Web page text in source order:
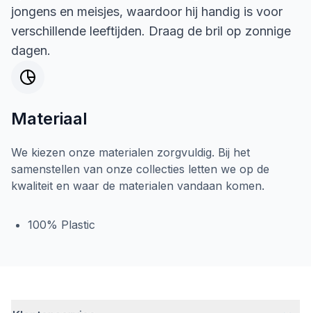
jongens en meisjes, waardoor hij handig is voor
verschillende leeftijden. Draag de bril op zonnige
dagen.
Materiaal
We kiezen onze materialen zorgvuldig. Bij het
samenstellen van onze collecties letten we op de
kwaliteit en waar de materialen vandaan komen.
100% Plastic